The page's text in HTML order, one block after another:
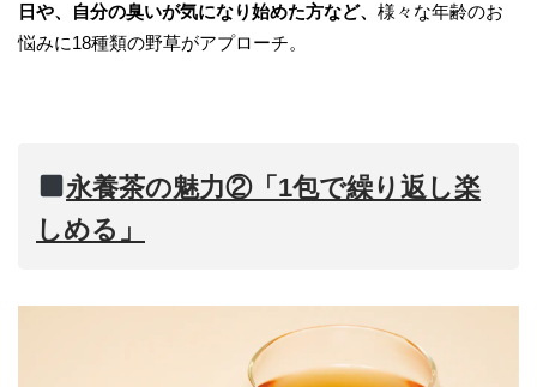
日や、自分の臭いが気になり始めた方など、 様々な年齢のお
悩みに18種類の野草がアプローチ。
永養茶の魅力②「1包で繰り返し楽
しめる」